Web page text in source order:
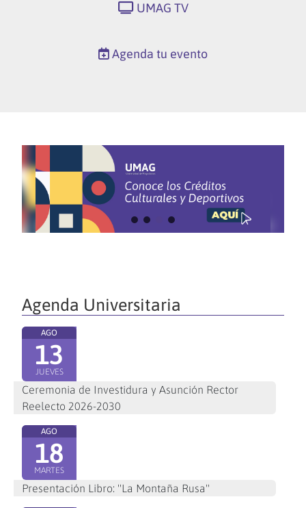
UMAG TV
Agenda tu evento
Agenda Universitaria
AGO
13
JUEVES
Ceremonia de Investidura y Asunción Rector
Reelecto 2026-2030
AGO
18
MARTES
Presentación Libro: "La Montaña Rusa"